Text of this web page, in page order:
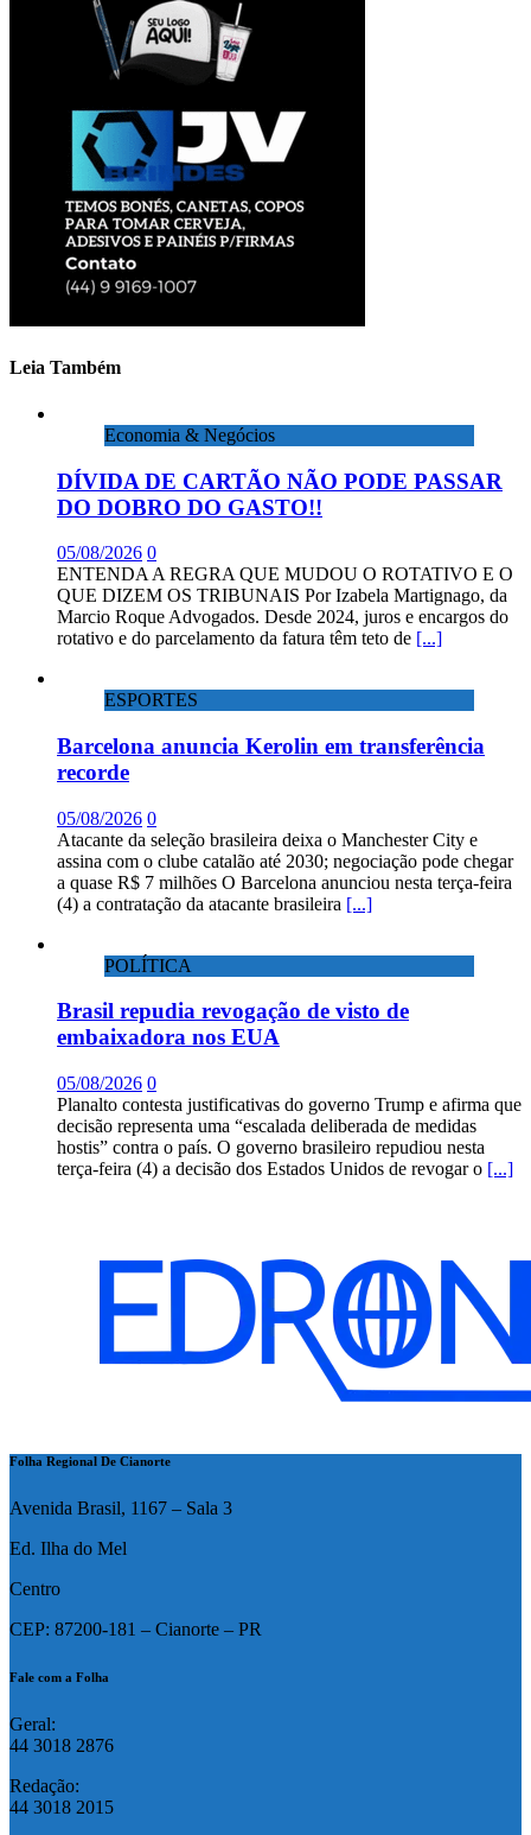
Leia Também
Economia & Negócios
DÍVIDA DE CARTÃO NÃO PODE PASSAR
DO DOBRO DO GASTO!!
05/08/2026 0
ENTENDA A REGRA QUE MUDOU O ROTATIVO E O
QUE DIZEM OS TRIBUNAIS Por Izabela Martignago, da
Marcio Roque Advogados. Desde 2024, juros e encargos do
rotativo e do parcelamento da fatura têm teto de [...]
ESPORTES
Barcelona anuncia Kerolin em transferência
recorde
05/08/2026 0
Atacante da seleção brasileira deixa o Manchester City e
assina com o clube catalão até 2030; negociação pode chegar
a quase R$ 7 milhões O Barcelona anunciou nesta terça-feira
(4) a contratação da atacante brasileira [...]
POLÍTICA
Brasil repudia revogação de visto de
embaixadora nos EUA
05/08/2026 0
Planalto contesta justificativas do governo Trump e afirma que
decisão representa uma “escalada deliberada de medidas
hostis” contra o país. O governo brasileiro repudiou nesta
terça-feira (4) a decisão dos Estados Unidos de revogar o [...]
Folha Regional De Cianorte
Avenida Brasil, 1167 – Sala 3
Ed. Ilha do Mel
Centro
CEP: 87200-181 – Cianorte – PR
Fale com a Folha
Geral:
44 3018 2876
Redação:
44 3018 2015